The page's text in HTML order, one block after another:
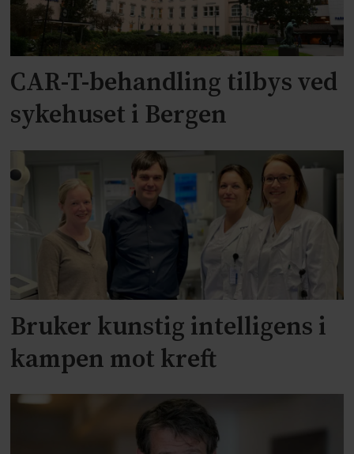
CAR-T-behandling tilbys ved
sykehuset i Bergen
Bruker kunstig intelligens i
kampen mot kreft